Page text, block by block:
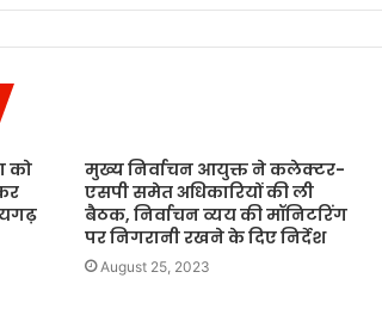
को
मुख्य निर्वाचन आयुक्त ने कलेक्टर-
एसपी समेत अधिकारियों की ली
बैठक, निर्वाचन व्यय की मॉनिटरिंग
पर निगरानी रखने के दिए निर्देश
August 25, 2023